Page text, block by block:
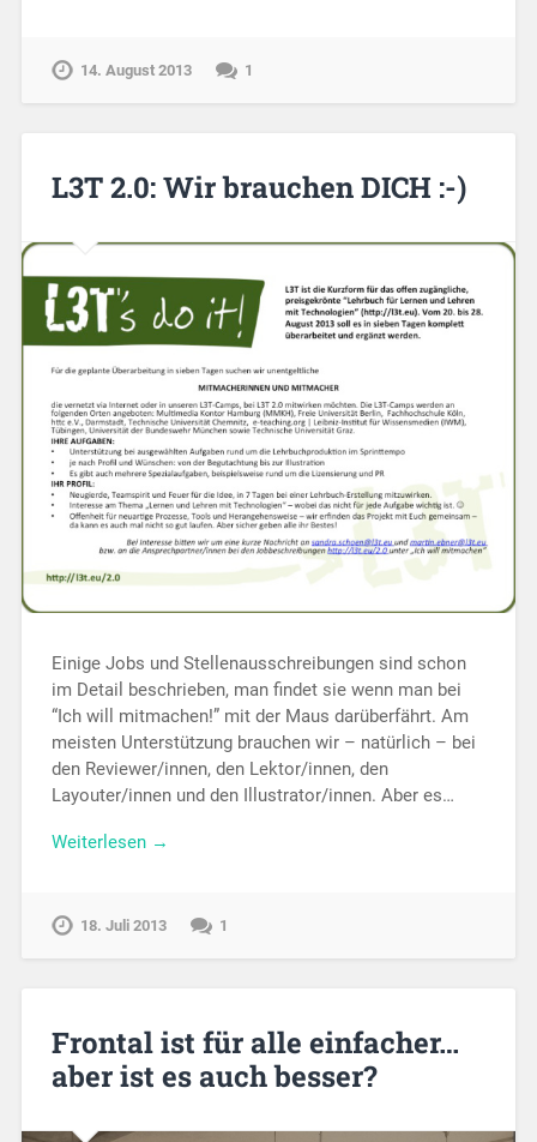
14. August 2013 1
L3T 2.0: Wir brauchen DICH :-)
Einige Jobs und Stellenausschreibungen sind schon
im Detail beschrieben, man findet sie wenn man bei
“Ich will mitmachen!” mit der Maus darüberfährt. Am
meisten Unterstützung brauchen wir – natürlich – bei
den Reviewer/innen, den Lektor/innen, den
Layouter/innen und den Illustrator/innen. Aber es…
Weiterlesen →
18. Juli 2013 1
Frontal ist für alle einfacher…
aber ist es auch besser?